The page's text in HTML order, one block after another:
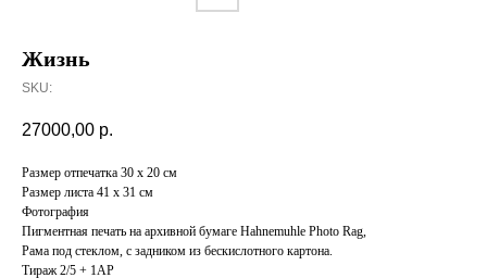
Жизнь
SKU:
27000,00 р.
Размер отпечатка 30 x 20 см
Размер листа 41 x 31 см
Фотография
Пигментная печать на архивной бумаге Hahnemuhle Photo Rag,
Рама под стеклом, с задником из бескислотного картона.
Тираж 2/5 + 1AP